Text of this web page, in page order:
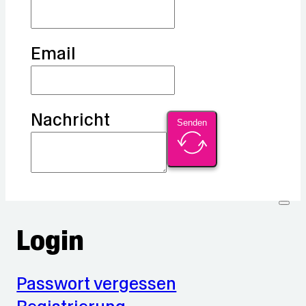
Email
Nachricht Senden
Login
Passwort vergessen